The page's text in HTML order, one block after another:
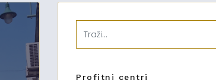
Profitni centri